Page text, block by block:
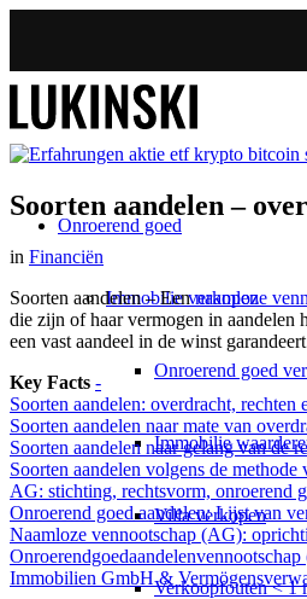
Onroerend goed
Immobilie verkopen
Onroerend goed
Immobilie
Villa verkopen
Verkoopfouten < 1
Soorten aandelen –
in Financiën
Soorten aandelen – Eennaamloze
die zijn of haar vermogen in aandelen
een vast aandeel in de winst
Key Facts -
Soorten aandelen: overdracht, rechten
Soorten aandelen naar mate van
Soorten aandelen naar gelang van de
Soorten aandelen volgens de
AG: stichting, rechtsvorm, onroerend
Onroerend goed aandelen: Lijst van
Naamloze vennootschap (AG):
Immobilien GmbH &